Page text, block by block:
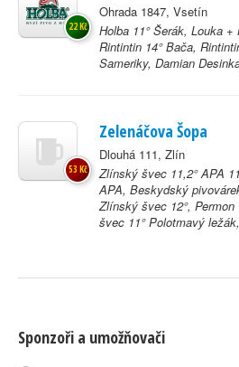
Ohrada 1847, Vsetín
Holba 11° Šerák, Louka +
Rintintin 14° Bača,
Sameriky, Damian
22 Kč
Zelenáčova Šopa
Dlouhá 111, Zlín
Zlínský švec 11,2° APA
APA, Beskydský
Zlínský švec 12°,
švec 11° Polotmavý
53 Kč
Sponzoři a umožňovači